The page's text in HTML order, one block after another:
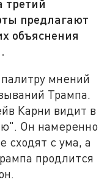
третий
предлагают
объяснения
мнений
Трампа.
Карни видит в
Он намеренно
сходят с ума, а
продлится